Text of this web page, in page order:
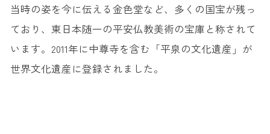
当時の姿を今に伝える金色堂など、多くの国宝が残っ
ており、東日本随一の平安仏教美術の宝庫と称されて
います。2011年に中尊寺を含む「平泉の文化遺産」が
世界文化遺産に登録されました。